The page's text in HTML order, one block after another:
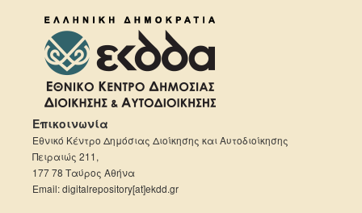
Επικοινωνία
Εθνικό Κέντρο Δημόσιας Διοίκησης και Αυτοδιοίκησης
Πειραιώς 211,
177 78 Ταύρος Αθήνα
Email: digitalrepository[at]ekdd.gr